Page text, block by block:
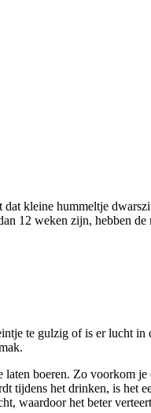
kleine hummeltje
12 weken zijn, hebben de
te gulzig of is er lucht in
boeren. Zo voorkom
het drinken, is het
waardoor het beter